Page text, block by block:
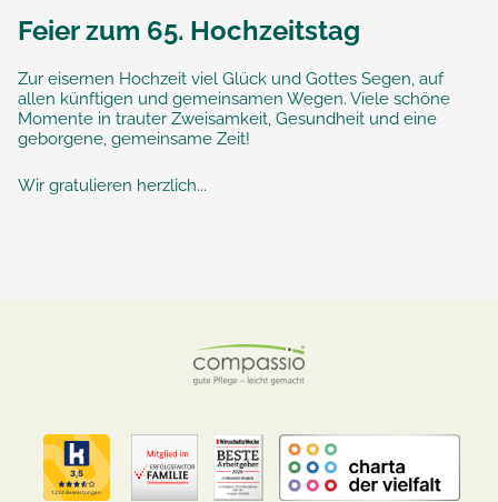
Feier zum 65. Hochzeitstag
Zur eisernen Hochzeit viel Glück und Gottes Segen, auf
allen künftigen und gemeinsamen Wegen. Viele schöne
Momente in trauter Zweisamkeit, Gesundheit und eine
geborgene, gemeinsame Zeit!
Wir gratulieren herzlich...